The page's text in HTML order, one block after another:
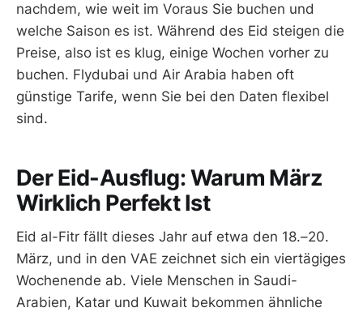
nachdem, wie weit im Voraus Sie buchen und
welche Saison es ist. Während des Eid steigen die
Preise, also ist es klug, einige Wochen vorher zu
buchen. Flydubai und Air Arabia haben oft
günstige Tarife, wenn Sie bei den Daten flexibel
sind.
Der Eid-Ausflug: Warum März
Wirklich Perfekt Ist
Eid al-Fitr fällt dieses Jahr auf etwa den 18.–20.
März, und in den VAE zeichnet sich ein viertägiges
Wochenende ab. Viele Menschen in Saudi-
Arabien, Katar und Kuwait bekommen ähnliche